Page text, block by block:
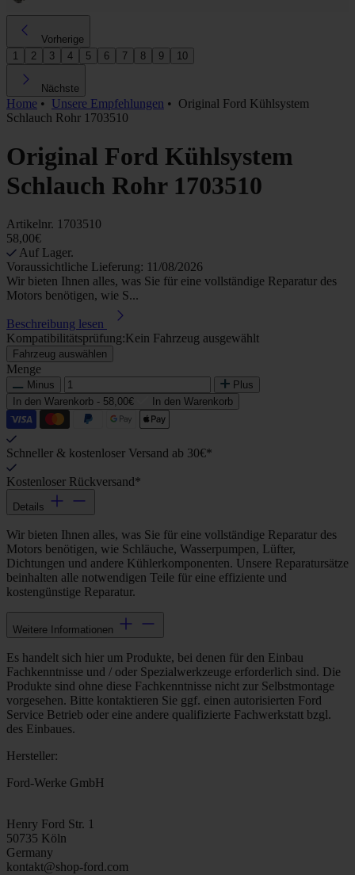
Vorherige
1
2 3 4 5 6 7 8 9 10
Nächste
Home • Unsere Empfehlungen • Original Ford Kühlsystem
Schlauch Rohr 1703510
Original Ford Kühlsystem
Schlauch Rohr 1703510
Artikelnr. 1703510
58,00€
Auf Lager.
Voraussichtliche Lieferung: 11/08/2026
Wir bieten Ihnen alles, was Sie für eine vollständige Reparatur des
Motors benötigen, wie S...
Beschreibung lesen
Kompatibilitätsprüfung:Kein Fahrzeug ausgewählt
Fahrzeug auswählen
Menge
Minus
Plus
In den Warenkorb - 58,00€ In den Warenkorb
Schneller & kostenloser Versand ab 30€*
Kostenloser Rückversand*
Details
Wir bieten Ihnen alles, was Sie für eine vollständige Reparatur des
Motors benötigen, wie Schläuche, Wasserpumpen, Lüfter,
Dichtungen und andere Kühlerkomponenten. Unsere Reparatursätze
beinhalten alle notwendigen Teile für eine effiziente und
kostengünstige Reparatur.
Weitere Informationen
Es handelt sich hier um Produkte, bei denen für den Einbau
Fachkenntnisse und / oder Spezialwerkzeuge erforderlich sind. Die
Produkte sind ohne diese Fachkenntnisse nicht zur Selbstmontage
vorgesehen. Bitte kontaktieren Sie ggf. einen autorisierten Ford
Service Betrieb oder eine andere qualifizierte Fachwerkstatt bzgl.
des Einbaues.
Hersteller:
Ford-Werke GmbH
Henry Ford Str. 1
50735 Köln
Germany
kontakt@shop-ford.com